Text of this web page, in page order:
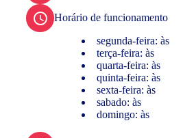
Horário de funcionamento
segunda-feira: às
terça-feira: às
quarta-feira: às
quinta-feira: às
sexta-feira: às
sabado: às
domingo: às